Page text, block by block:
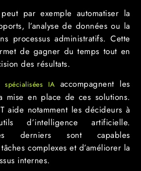
par exemple automatiser la
l’analyse de données ou la
processus administratifs. Cette
de gagner du temps tout en
des résultats.
spécialisées IA
accompagnent les
mise en place de ces solutions.
aide notamment les décideurs à
d’intelligence artificielle.
derniers sont capables
complexes et d’améliorer la
internes.